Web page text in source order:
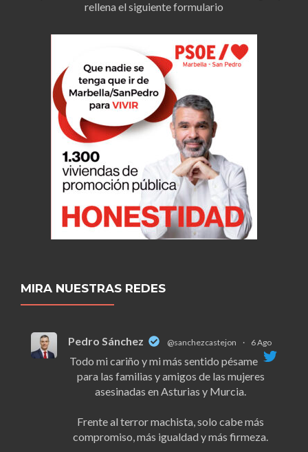
rellena el siguiente formulario
MIRA NUESTRAS REDES
Pedro Sánchez @sanchezcastejon · 6 Ago
Todo mi cariño y mi más sentido pésame
para las familias y amigos de las mujeres
asesinadas en Asturias y Murcia.
Frente al terror machista, solo cabe más
compromiso, más igualdad y más firmeza.